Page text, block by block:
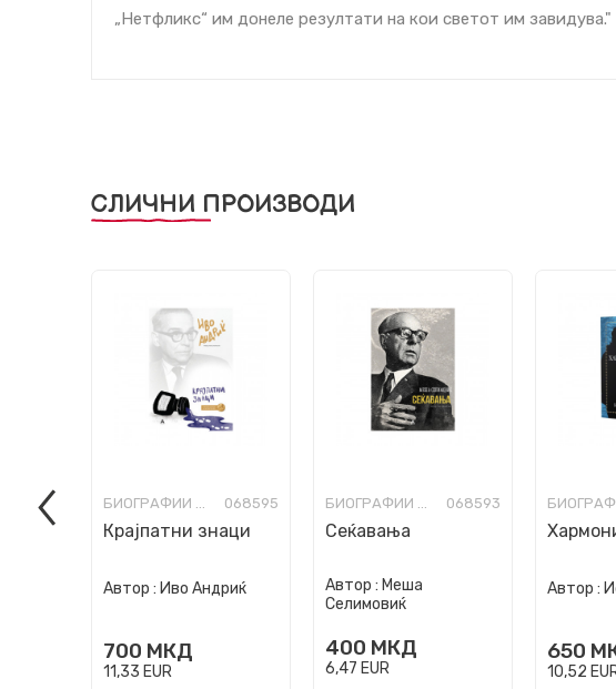
„Нетфликс“ им донеле резултати на кои светот им завидува."
СЛИЧНИ ПРОИЗВОДИ
БИОГРАФИИ И МЕМОАРИ 068595
Крајпатни знаци
Автор : Иво Андриќ
700 МКД
11,33 EUR
БИОГРАФИИ И МЕМОАРИ 068593
Сеќавања
Автор : Меша
Селимовиќ
400 МКД
6,47 EUR
Автор :
650
10,52